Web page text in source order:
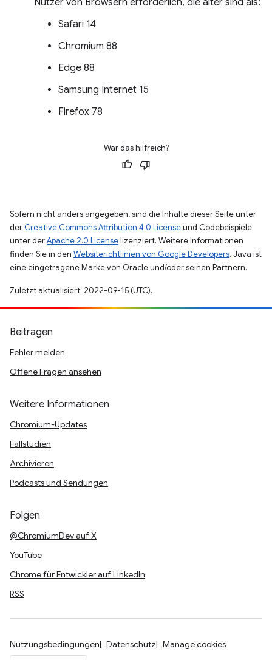
Nutzer von Browsern erforderlich, die älter sind als:
Safari 14
Chromium 88
Edge 88
Samsung Internet 15
Firefox 78
War das hilfreich?
Sofern nicht anders angegeben, sind die Inhalte dieser Seite unter
der Creative Commons Attribution 4.0 Licenseund Codebeispiele
unter derApache 2.0 Licenselizenziert. Weitere Informationen
finden Sie in den Websiterichtlinien von Google Developers. Java ist
eine eingetragene Marke von Oracle und/oder seinen Partnern.
Zuletzt aktualisiert: 2022-09-15 (UTC).
Beitragen
Fehler melden
Offene Fragen ansehen
Weitere Informationen
Chromium-Updates
Fallstudien
Archivieren
Podcasts und Sendungen
Folgen
@ChromiumDev auf X
YouTube
Chrome für Entwickler auf LinkedIn
RSS
Nutzungsbedingungen Datenschutz Manage cookies